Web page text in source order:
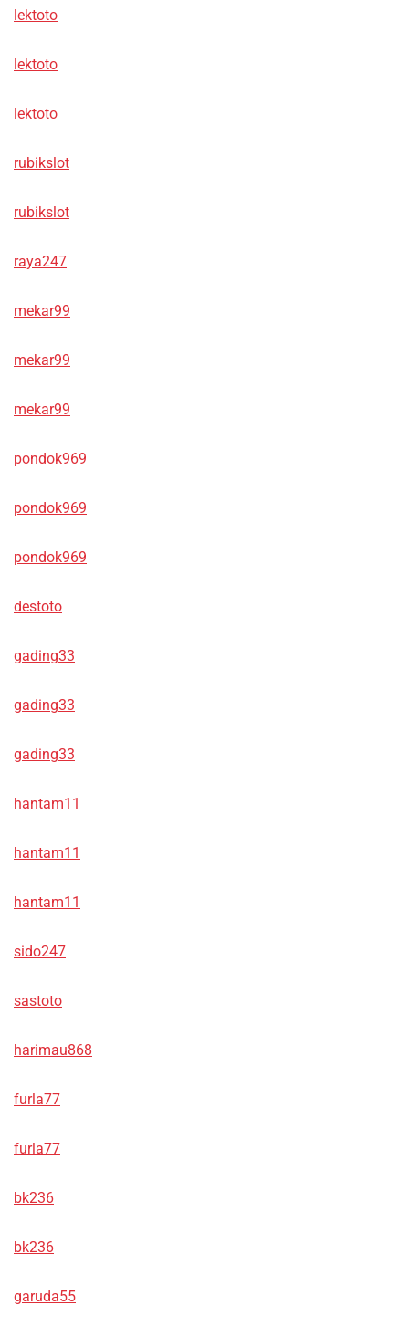
lektoto
lektoto
lektoto
rubikslot
rubikslot
raya247
mekar99
mekar99
mekar99
pondok969
pondok969
pondok969
destoto
gading33
gading33
gading33
hantam11
hantam11
hantam11
sido247
sastoto
harimau868
furla77
furla77
bk236
bk236
garuda55